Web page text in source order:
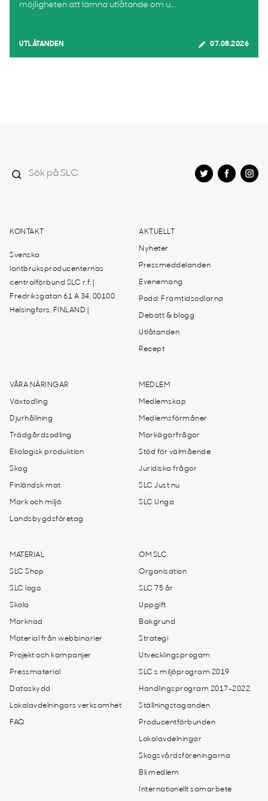
möjligheten att lämna utlåtande om u...
UTLÅTANDEN 07.08.2026
KONTAKT
Svenska
lantbruksproducenternas
centralförbund SLC r.f. |
Fredriksgatan 61 A 34, 00100
Helsingfors, FINLAND |
AKTUELLT
Nyheter
Pressmeddelanden
Evenemang
Podd: Framtidsodlarna
Debatt & blogg
Utlåtanden
Recept
VÅRA NÄRINGAR
Växtodling
Djurhållning
Trädgårdsodling
Ekologisk produktion
Skog
Finländsk mat
Mark och miljö
Landsbygdsföretag
MEDLEM
Medlemskap
Medlemsförmåner
Markägarfrågor
Stöd för välmående
Juridiska frågor
SLC Just nu
SLC Unga
MATERIAL
SLC Shop
SLC logo
Skola
Marknad
Material från webbinarier
Projekt och kampanjer
Pressmaterial
Dataskydd
Lokalavdelningars verksamhet
FAQ
OM SLC
Organisation
SLC 75 år
Uppgift
Bakgrund
Strategi
Utvecklingsprogam
SLC:s miljöprogram 2019
Handlingsprogram 2017-2022
Ställningstaganden
Producentförbunden
Lokalavdelningar
Skogsvårdsföreningarna
Bli medlem
Internationellt samarbete